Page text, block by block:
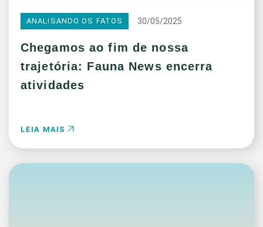
ANALISANDO OS FATOS 30/05/2025
Chegamos ao fim de nossa
trajetória: Fauna News encerra
atividades
LEIA MAIS